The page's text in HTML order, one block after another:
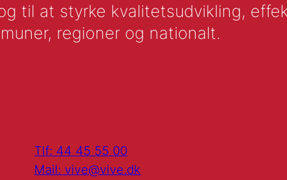
til at styrke kvalitetsudvikling,
regioner og nationalt.
Tlf: 44 45 55 00
Mail: vive@vive.dk